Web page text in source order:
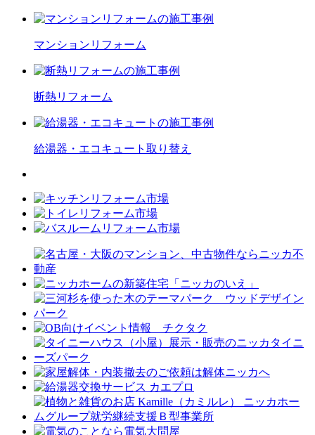
マンション リフォーム
断熱リフォーム
給湯器・エコキュート 取り替え